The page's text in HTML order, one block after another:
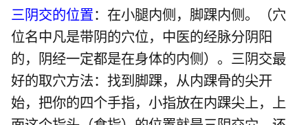
三阴交的位置：在小腿内侧，脚踝内侧。（穴
位名中凡是带阴的穴位，中医的经脉分阴阳
的，阴经一定都是在身体的内侧）。三阴交最
好的取穴方法：找到脚踝，从内踝骨的尖开
始，把你的四个手指，小指放在内踝尖上，上